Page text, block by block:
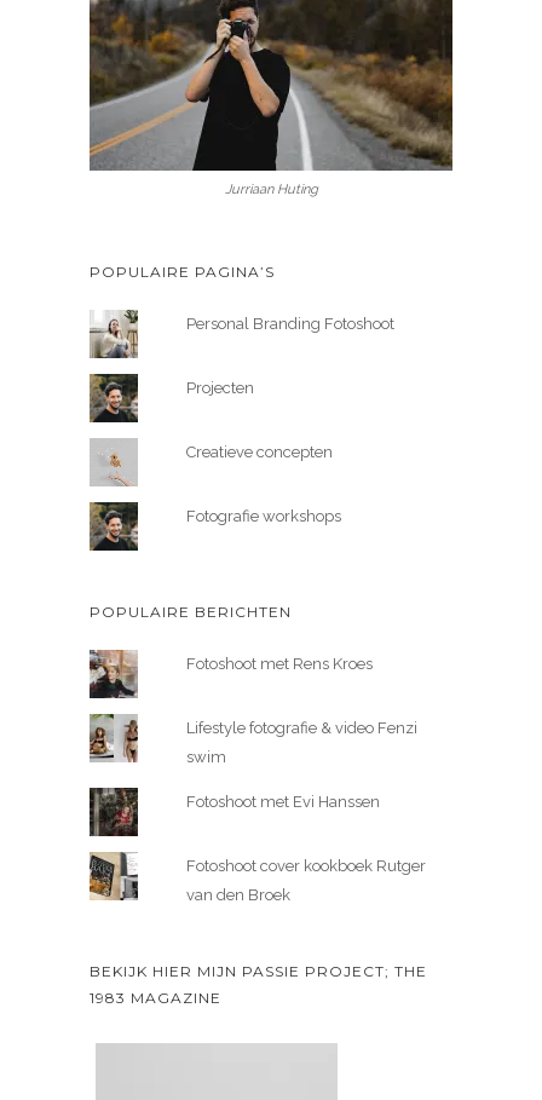
Jurriaan Huting
POPULAIRE PAGINA’S
Personal Branding Fotoshoot
Projecten
Creatieve concepten
Fotografie workshops
POPULAIRE BERICHTEN
Fotoshoot met Rens Kroes
Lifestyle fotografie & video Fenzi
swim
Fotoshoot met Evi Hanssen
Fotoshoot cover kookboek Rutger
van den Broek
BEKIJK HIER MIJN PASSIE PROJECT; THE
1983 MAGAZINE